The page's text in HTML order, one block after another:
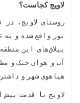
لاویج کجاست؟
روستای لاویج، در
نور واقع شده و به
ییلاق‌های این
آب و هوای خنک و
هیاهوی شهر و